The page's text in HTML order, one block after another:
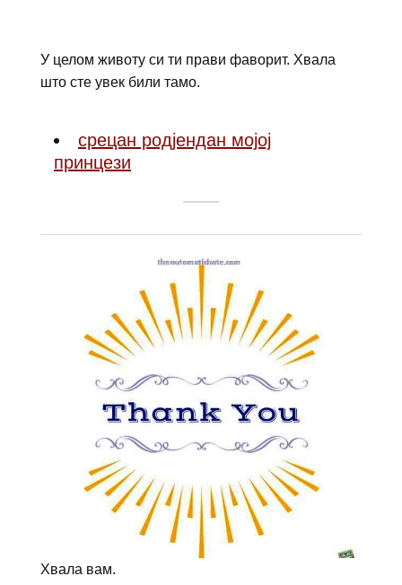
У целом животу си ти прави фаворит. Хвала
што сте увек били тамо.
срецан родјендан мојој
принцези
Хвала вам.